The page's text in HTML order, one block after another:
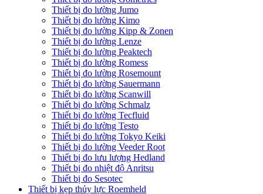
Thiết bị đo lường Jumo
Thiết bị đo lường Kimo
Thiết bị đo lường Kipp & Zonen
Thiết bị đo lường Lenze
Thiết bị đo lường Peaktech
Thiết bị đo lường Romess
Thiết bị đo lường Rosemount
Thiết bị đo lường Sauermann
Thiết bị đo lường Scanwill
Thiết bị đo lường Schmalz
Thiết bị đo lường Tecfluid
Thiết bị đo lường Testo
Thiết bị đo lường Tokyo Keiki
Thiết bị đo lường Veeder Root
Thiết bị đo lưu lượng Hedland
Thiết bị đo nhiệt độ Anritsu
Thiết bị đo Sesotec
Thiết bị kẹp thủy lực Roemheld